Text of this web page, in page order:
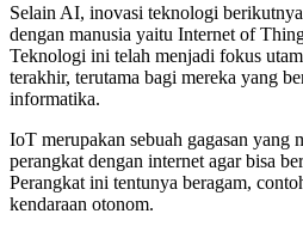
Selain AI, inovasi teknologi
dengan manusia yaitu Internet of
Teknologi ini telah menjadi fokus
terakhir, terutama bagi mereka yang
informatika.
IoT merupakan sebuah gagasan yang
perangkat dengan internet agar bisa
Perangkat ini tentunya beragam,
kendaraan otonom.